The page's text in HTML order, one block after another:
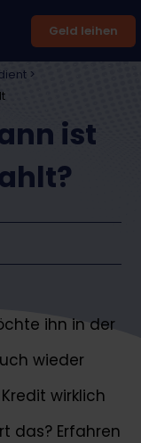
Geld leihen
>
ist
ihn in der
wieder
wirklich
das? Erfahren